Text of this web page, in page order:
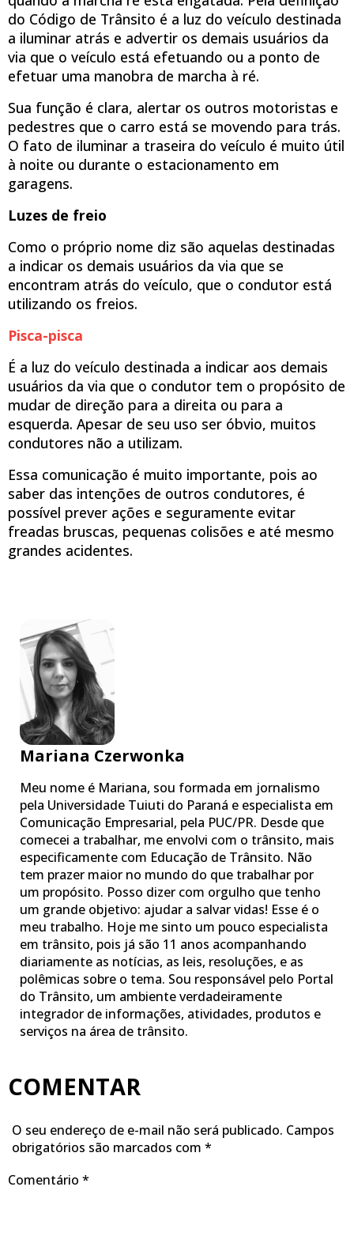
do Código de Trânsito é a luz do veículo destinada
a iluminar atrás e advertir os demais usuários da
via que o veículo está efetuando ou a ponto de
efetuar uma manobra de marcha à ré.
Sua função é clara, alertar os outros motoristas e
pedestres que o carro está se movendo para trás.
O fato de iluminar a traseira do veículo é muito útil
à noite ou durante o estacionamento em
garagens.
Luzes de freio
Como o próprio nome diz são aquelas destinadas
a indicar os demais usuários da via que se
encontram atrás do veículo, que o condutor está
utilizando os freios.
Pisca-pisca
É a luz do veículo destinada a indicar aos demais
usuários da via que o condutor tem o propósito de
mudar de direção para a direita ou para a
esquerda. Apesar de seu uso ser óbvio, muitos
condutores não a utilizam.
Essa comunicação é muito importante, pois ao
saber das intenções de outros condutores, é
possível prever ações e seguramente evitar
freadas bruscas, pequenas colisões e até mesmo
grandes acidentes.
Mariana Czerwonka
Meu nome é Mariana, sou formada em jornalismo
pela Universidade Tuiuti do Paraná e especialista em
Comunicação Empresarial, pela PUC/PR. Desde que
comecei a trabalhar, me envolvi com o trânsito, mais
especificamente com Educação de Trânsito. Não
tem prazer maior no mundo do que trabalhar por
um propósito. Posso dizer com orgulho que tenho
um grande objetivo: ajudar a salvar vidas! Esse é o
meu trabalho. Hoje me sinto um pouco especialista
em trânsito, pois já são 11 anos acompanhando
diariamente as notícias, as leis, resoluções, e as
polêmicas sobre o tema. Sou responsável pelo Portal
do Trânsito, um ambiente verdadeiramente
integrador de informações, atividades, produtos e
serviços na área de trânsito.
COMENTAR
O seu endereço de e-mail não será publicado. Campos
obrigatórios são marcados com *
Comentário *